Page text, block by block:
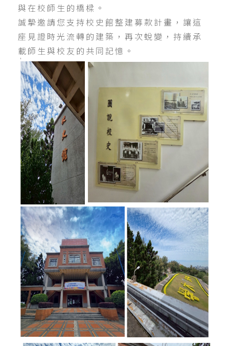
與在校師生的橋樑。
誠摯邀請您支持校史館整建募款計畫，讓這
座見證時光流轉的建築，再次蛻變，持續承
載師生與校友的共同記憶。